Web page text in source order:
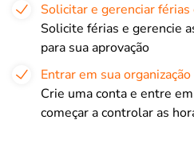
Solicitar e gerenciar
Solicite férias e gerencie
para sua aprovação
Entrar em sua
Crie uma conta e entre
começar a controlar as